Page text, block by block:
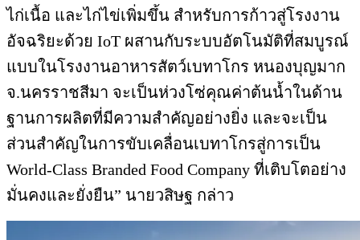
ไก่เนื้อ และไก่ไข่เพิ่มขึ้น สำหรับการก้าวสู่โรงงาน
อัจฉริยะด้วย IoT ผสานกับระบบอัตโนมัติที่สมบูรณ์
แบบในโรงงานอาหารสัตว์เบทาโกร หนองบุญมาก
จ.นครราชสีมา จะเป็นห่วงโซ่คุณค่าต้นน้ำในด้าน
ฐานการผลิตที่มีความสำคัญอย่างยิ่ง และจะเป็น
ส่วนสำคัญในการขับเคลื่อนเบทาโกรสู่การเป็น
World-Class Branded Food Company ที่เติบโตอย่าง
มั่นคงและยั่งยืน” นายวสิษฐ กล่าว